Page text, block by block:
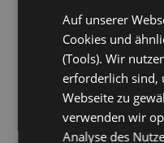
[2003]
KfW Bankengruppe
Klaas & Kock[2003]
Kliniken Oberallgäu gGmbH
Kliniken Wied GmbH & Co KG
Auf unserer
Cookies und
(Tools). Wir
erforderlich sind,
Webseite zu
verwenden wir
Analyse des